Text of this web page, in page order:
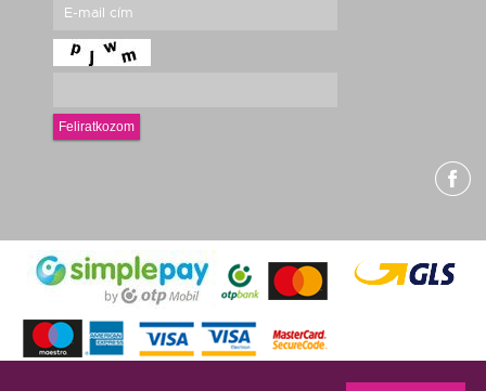
Feliratkozom
g